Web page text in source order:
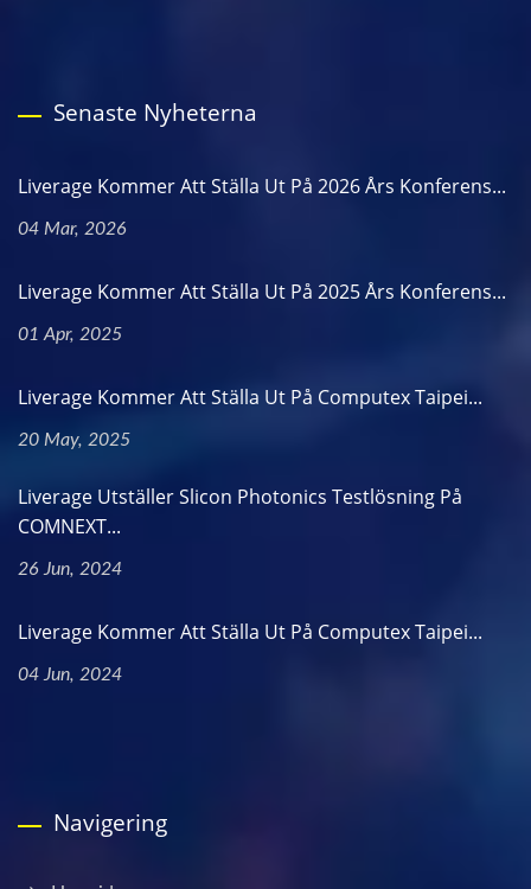
Senaste Nyheterna
Liverage Kommer Att Ställa Ut På 2026 Års Konferens...
04 Mar, 2026
Liverage Kommer Att Ställa Ut På 2025 Års Konferens...
01 Apr, 2025
Liverage Kommer Att Ställa Ut På Computex Taipei...
20 May, 2025
Liverage Utställer Slicon Photonics Testlösning På
COMNEXT...
26 Jun, 2024
Liverage Kommer Att Ställa Ut På Computex Taipei...
04 Jun, 2024
Navigering